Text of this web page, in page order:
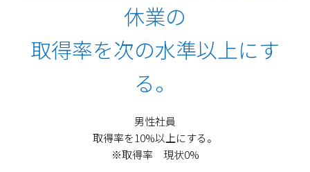
休業の
取得率を次の水準以上にす
る。
男性社員
取得率を10%以上にする。
※取得率 現状0%